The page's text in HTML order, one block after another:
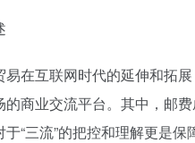
易在互联网时代的延伸和拓
的商业交流平台。其中，邮
“三流”的把控和理解更是保